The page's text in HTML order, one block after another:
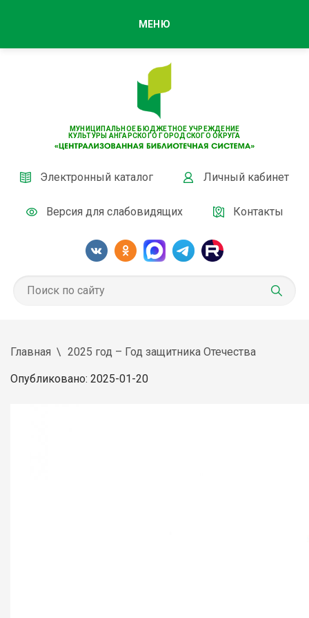
МУНИЦИПАЛЬНОЕ БЮДЖЕТНОЕ УЧРЕЖДЕНИЕ
КУЛЬТУРЫ АНГАРСКОГО ГОРОДСКОГО ОКРУГА
Электронный каталог Личный кабинет
Версия для слабовидящих Контакты
МЕНЮ
Главная 2025 год – Год защитника Отечества
Опубликовано: 2025-01-20